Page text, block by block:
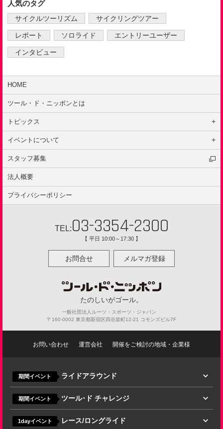
人気のタグ
サイクルツーリズム サイクリングツアー
レポート ソロライド エントリーユーザー
インタビュー
HOME
ツール・ド・ニッポンとは
トピックス
はじめての方へ
キャンペーン
インタビュー
ニュース
イベントについて
イベントの種類
ルール
安全ポリシー
スタッフ募集
法人概要
プライバシーポリシー
TEL:03-3354-2300
【 平日 10:00～17:30 】
お問合せ メルマガ登録
たのしいがゴール。
一般社団法人ルーツ・スポーツ・ジャパン
〒160-0002 東京都新宿区四谷坂町12-21 コモンズビル7F
お問い合わせ 運営会社 開催をご検討の地域・企業様
期間イベント ライドアラウンド
期間イベント ツール･ド チャレンジ
1dayイベント レース/ロングライド